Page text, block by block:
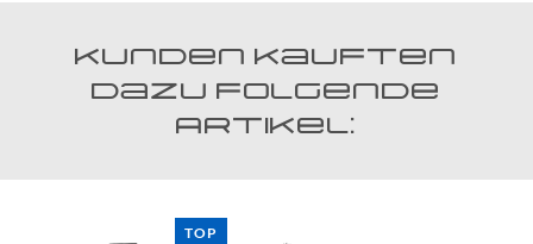
Kunden kauften
dazu folgende
Artikel:
TOP